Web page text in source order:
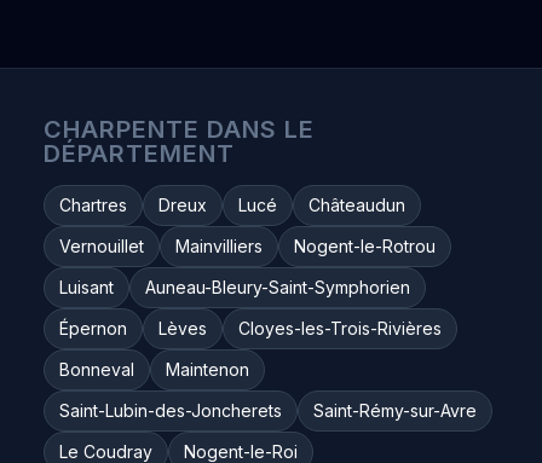
CHARPENTE DANS LE
DÉPARTEMENT
Chartres Dreux Lucé
Châteaudun
Vernouillet
Mainvilliers
Nogent-le-Rotrou
Luisant
Auneau-Bleury-Saint-Symphorien
Épernon
Lèves
Cloyes-les-Trois-Rivières
Bonneval
Maintenon
Saint-Lubin-des-Joncherets
Saint-Rémy-sur-Avre
Le Coudray
Nogent-le-Roi